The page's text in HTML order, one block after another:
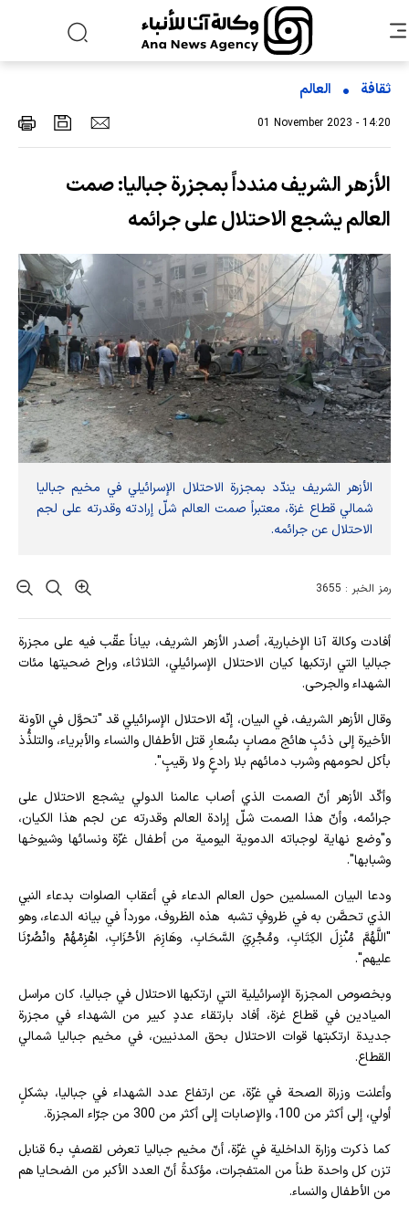
ثقافة العالم
01 November 2023 - 14:20
الأزهر الشريف مندداً بمجزرة جباليا: صمت
العالم يشجع الاحتلال على جرائمه
الأزهر الشريف يندّد بمجزرة الاحتلال الإسرائيلي في مخيم جباليا
شمالي قطاع غزة، معتبراً صمت العالم شلّ إرادته وقدرته على لجم
الاحتلال عن جرائمه.
رمز الخبر : 3655
أفادت وکالة آنا الإخباریة، أصدر الأزهر الشريف، بياناً عقّب فيه على مجزرة
جباليا التي ارتكبها كيان الاحتلال الإسرائيلي، الثلاثاء، وراح ضحيتها مئات
الشهداء والجرحى.
وقال الأزهر الشريف، في البيان، إنّه الاحتلال الإسرائيلي قد "تحوَّل في الآونة
الأخيرة إلى ذئبٍ هائج مصابٍ بسُعارِ قتل الأطفال والنساء والأبرياء، والتلذُّذ
بأكل لحومهم وشرب دمائهم بلا رادعٍ ولا رقيبٍ".
وأكّد الأزهر أنّ الصمت الذي أصاب عالمنا الدولي يشجع الاحتلال على
جرائمه، وأنّ هذا الصمت شلّ إرادة العالم وقدرته عن لجم هذا الكيان،
و"وضع نهاية لوجباته الدموية اليومية من أطفال غزّة ونسائها وشيوخها
وشبابها".
ودعا البيان المسلمين حول العالم الدعاء في أعقاب الصلوات بدعاء النبي
الذي تحصَّن به في ظروفٍ تشبه هذه الظروف، مورداً في بيانه الدعاء، وهو
"اللَّهُمَّ مُنْزِلَ الكِتَابِ، ومُجْرِيَ السَّحَابِ، وهَازِمَ الأحْزَابِ، اهْزِمْهُمْ وانْصُرْنَا
عليهم".
وبخصوص المجزرة الإسرائيلية التي ارتكبها الاحتلال في جباليا، كان مراسل
الميادين في قطاع غزة، أفاد بارتقاء عددٍ كبير من الشهداء في مجزرة
جديدة ارتكبتها قوات الاحتلال بحق المدنيين، في مخيم جباليا شمالي
القطاع.
وأعلنت وزراة الصحة في غزّة، عن ارتفاع عدد الشهداء في جباليا، بشكلٍ
أولي، إلى أكثر من 100، والإصابات إلى أكثر من 300 من جرّاء المجزرة.
كما ذكرت وزارة الداخلية في غزّة، أنّ مخيم جباليا تعرض لقصفٍ بـ6 قنابل
تزن كل واحدة طناً من المتفجرات، مؤكدةً أنّ العدد الأكبر من الضحايا هم
من الأطفال والنساء.